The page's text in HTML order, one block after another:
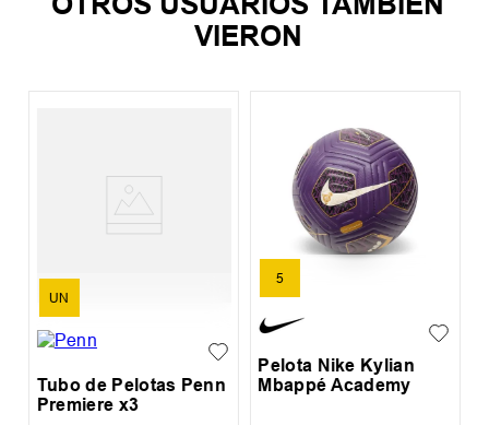
VIERON
UN
Tubo de Pelotas Penn
Premiere x3
5
Pelota Nike Kylian
Mbappé Academy